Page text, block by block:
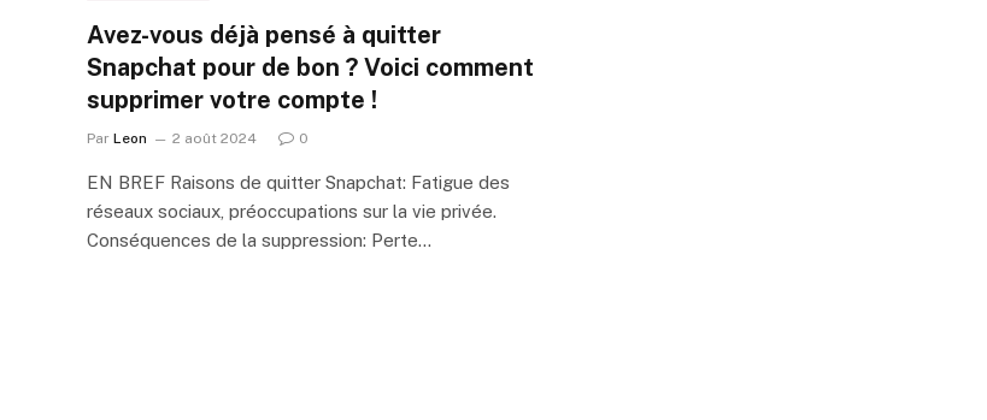
Avez-vous déjà pensé à quitter
Snapchat pour de bon ? Voici comment
supprimer votre compte !
Par Leon 2 août 2024 0
EN BREF Raisons de quitter Snapchat: Fatigue des
réseaux sociaux, préoccupations sur la vie privée.
Conséquences de la suppression: Perte…